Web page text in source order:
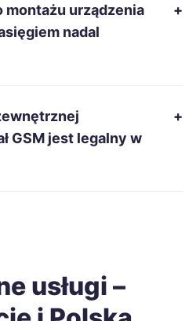
493 zł
montażu urządzenia
nadal
+
GSM jest legalny w
+
usługi –